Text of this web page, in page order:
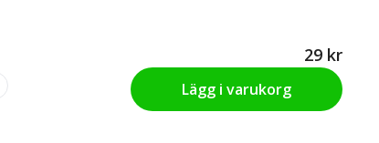
29 kr
Lägg i varukorg